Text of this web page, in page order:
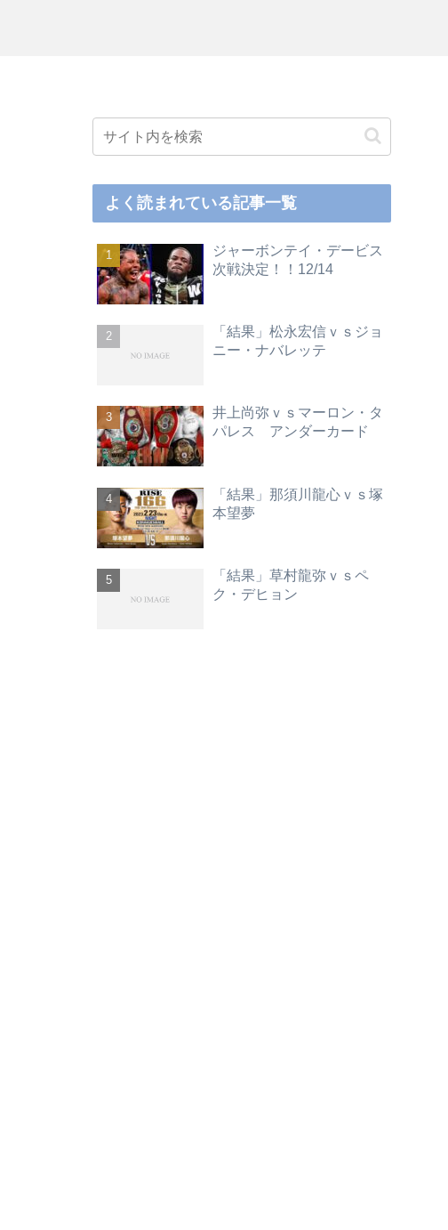
よく読まれている記事一覧
ジャーボンテイ・デービス
次戦決定！！12/14
「結果」松永宏信ｖｓジョ
ニー・ナバレッテ
井上尚弥ｖｓマーロン・タ
パレス アンダーカード
「結果」那須川龍心ｖｓ塚
本望夢
「結果」草村龍弥ｖｓペ
ク・デヒョン